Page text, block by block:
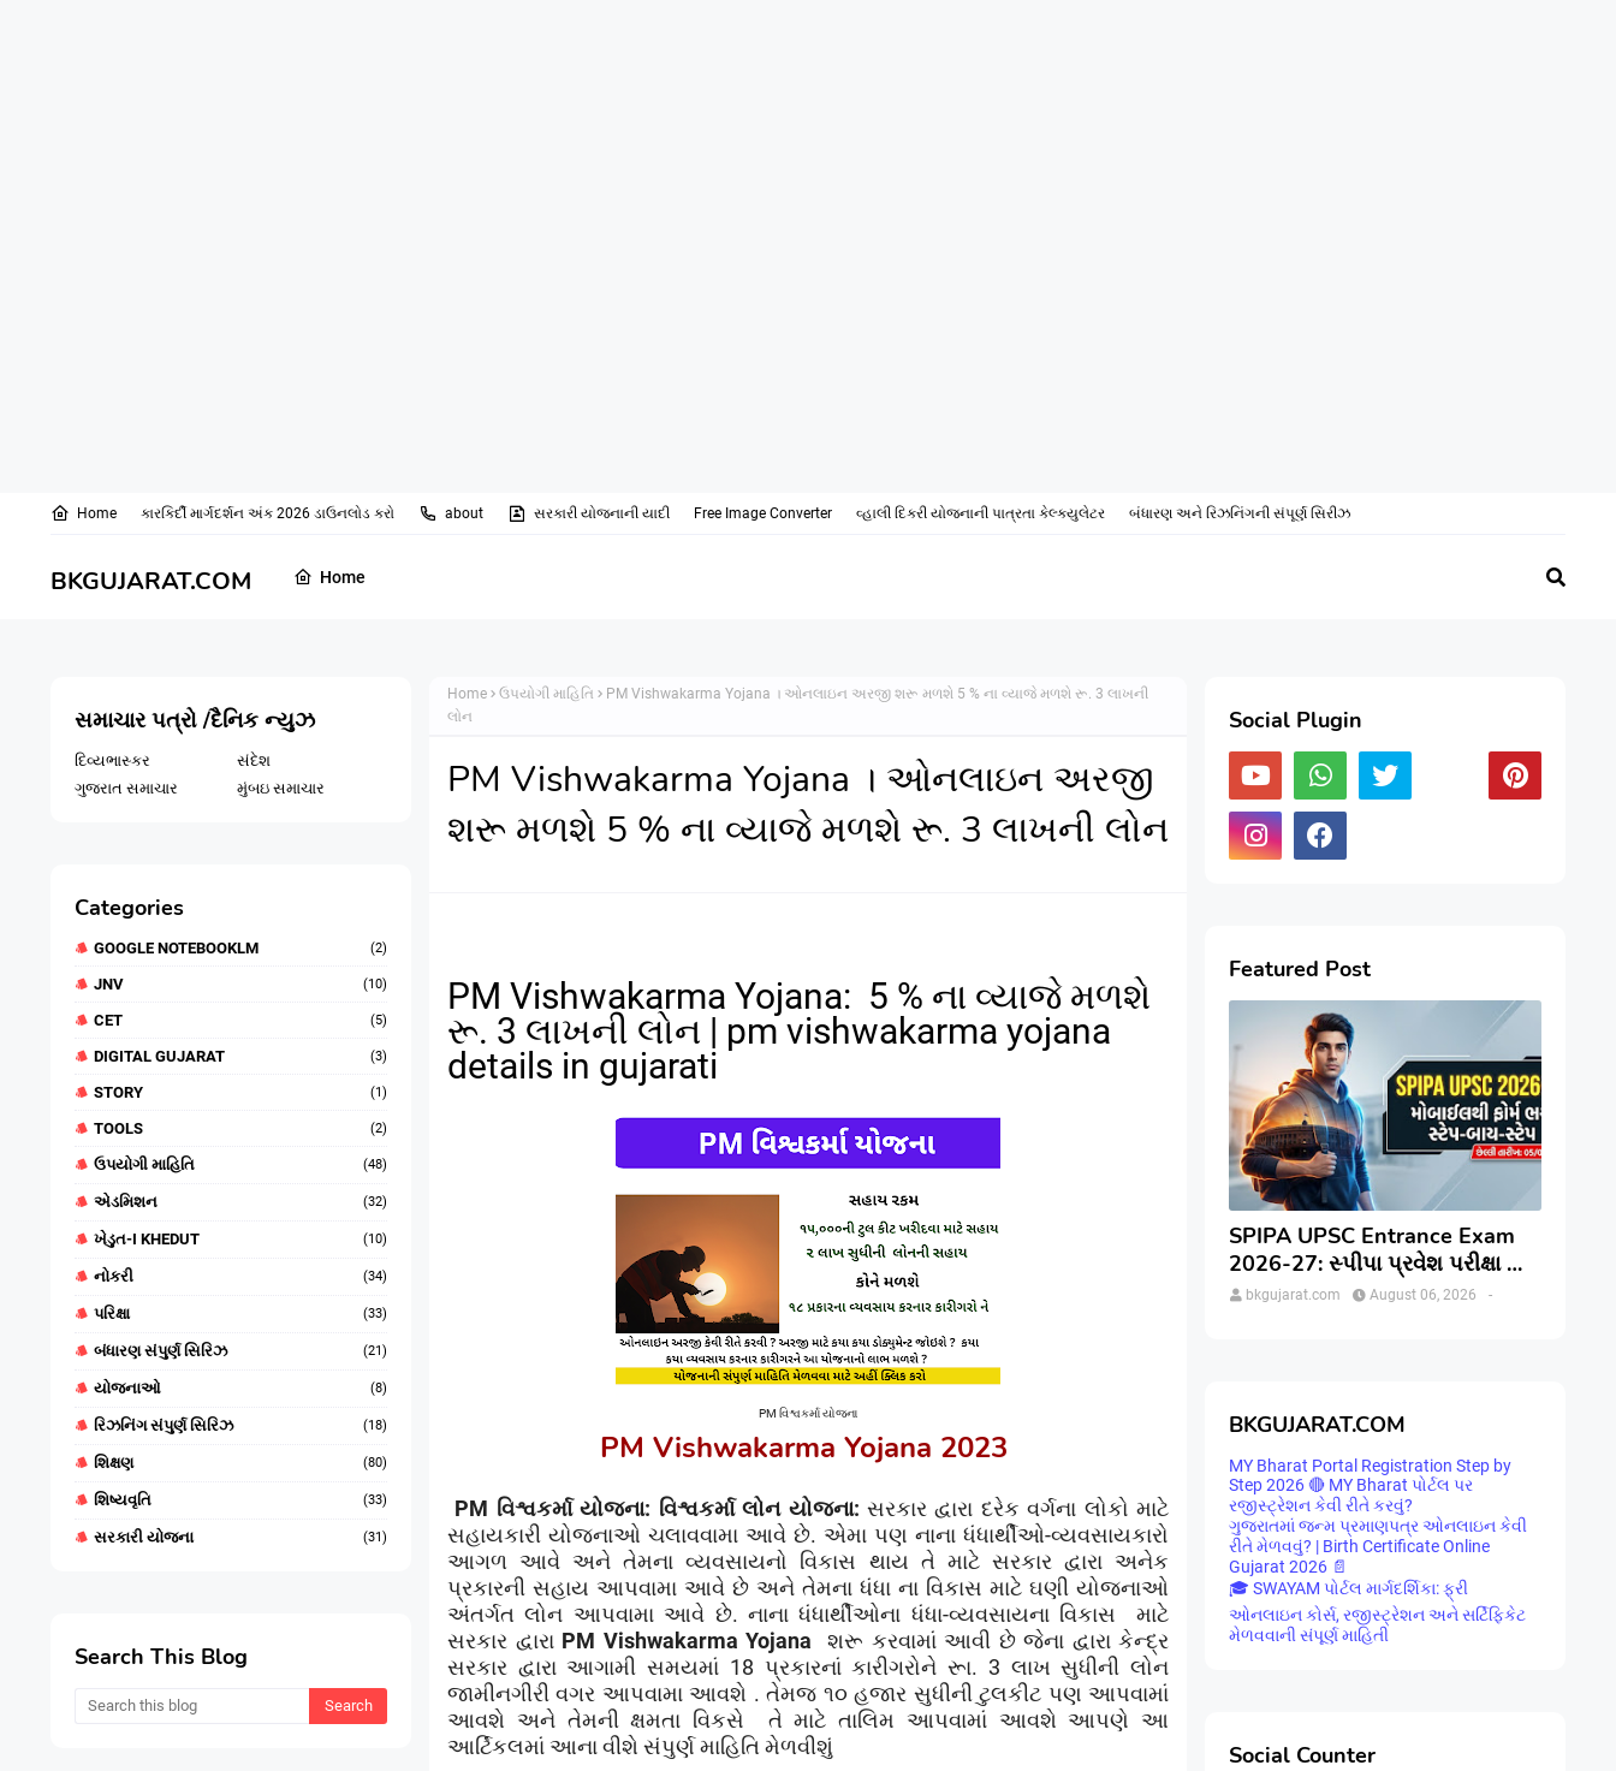
Home કારકિર્દી માર્ગદર્શન અંક 2026 ડાઉનલોડ કરો about સરકારી યોજનાની યાદી Free Image Converter વ્હાલી દિકરી યોજનાની પાત્રતા કેલ્ક્યુલેટર બંધારણ અને રિઝનિંગની સંપૂર્ણ સિરીઝ
BKGUJARAT.COM Home
સમાચાર પત્રો /દૈનિક ન્યુઝ
દિવ્યભાસ્કર
સંદેશ
ગુજરાત સમાચાર
મુંબઇ સમાચાર
Categories
GOOGLE NOTEBOOKLM (2)
JNV (10)
CET (5)
DIGITAL GUJARAT (3)
STORY (1)
TOOLS (2)
ઉપયોગી માહિતિ (48)
એડમિશન (32)
ખેડુત-I KHEDUT (10)
નોકરી (34)
પરિક્ષા (33)
બંધારણ સંપુર્ણ સિરિઝ (21)
યોજનાઓ (8)
રિઝનિંગ સંપુર્ણ સિરિઝ (18)
શિક્ષણ (80)
શિષ્યવૃતિ (33)
સરકારી યોજના (31)
Search This Blog
Home ઉપયોગી માહિતિ
PM Vishwakarma Yojana । ઓનલાઇન અરજી શરૂ મળશે 5 % ના વ્યાજે મળશે રૂ. 3 લાખની
લોન
PM Vishwakarma Yojana । ઓનલાઇન અરજી
શરૂ મળશે 5 % ના વ્યાજે મળશે રૂ. 3 લાખની લોન
PM Vishwakarma Yojana: 5 % ના વ્યાજે મળશે
રૂ. 3 લાખની લોન | pm vishwakarma yojana
details in gujarati
PM વિશ્વકર્મા યોજના
PM Vishwakarma Yojana 2023
PM વિશ્વકર્મા યોજના: વિશ્વકર્મા લોન યોજના: સરકાર દ્વારા દરેક વર્ગના લોકો માટે
સહાયકારી યોજનાઓ ચલાવવામા આવે છે. એમા પણ નાના ધંધાર્થીઓ-વ્યવસાયકારો
આગળ આવે અને તેમના વ્યવસાયનો વિકાસ થાય તે માટે સરકાર દ્વારા અનેક
પ્રકારની સહાય આપવામા આવે છે અને તેમના ધંધા ના વિકાસ માટે ઘણી યોજનાઓ
અંતર્ગત લોન આપવામા આવે છે. નાના ધંધાર્થીઓના ધંધા-વ્યવસાયના વિકાસ
માટે
સરકાર દ્વારા PM Vishwakarma Yojana
શરૂ કરવામાં આવી છે જેના દ્વારા કેન્દ્ર
સરકાર દ્વારા આગામી સમયમાં 18 પ્રકારનાં કારીગરોને રૂા. 3 લાખ સુધીની લોન
જામીનગીરી વગર આપવામા આવશે . તેમજ ૧૦ હજાર સુધીની ટુલકીટ પણ આપવામાં
આવશે અને તેમની ક્ષમતા વિકસે
તે માટે તાલિમ આપવામાં આવશે આપણે આ
આર્ટિકલમાં આના વીશે સંપુર્ણ માહિતિ મેળવીશું
Social Plugin
Featured Post
SPIPA UPSC Entrance Exam
2026-27: સ્પીપા પ્રવેશ પરીક્ષા માટે
ઓનલાઇન અરજી કેવી રીતે કરવી?
bkgujarat.com -
August 06, 2026
BKGUJARAT.COM
MY Bharat Portal Registration Step by
Step 2026 🔴 MY Bharat પોર્ટલ પર
રજીસ્ટ્રેશન કેવી રીતે કરવું?
ગુજરાતમાં જન્મ પ્રમાણપત્ર ઓનલાઇન કેવી
રીતે મેળવવું? | Birth Certificate Online
Gujarat 2026 📄
🎓 SWAYAM પોર્ટલ માર્ગદર્શિકા: ફ્રી
ઓનલાઇન કોર્સ, રજીસ્ટ્રેશન અને સર્ટિફિકેટ
મેળવવાની સંપૂર્ણ માહિતી
Social Counter